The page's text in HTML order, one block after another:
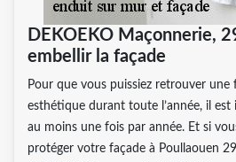
DEKOEKO Maçonnerie,
embellir la façade
Pour que vous puissiez retrouver une
esthétique durant toute l’année, il
au moins une fois par année. Et si
protéger votre façade à Poullaouen